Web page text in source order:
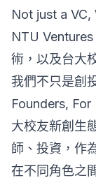
Not just a VC,
NTU
術，以及台大
我們不只是創
Founders,
大校友新創生
師、投資，作
在不同角色之